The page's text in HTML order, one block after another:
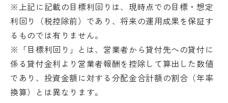
※上記に記載の目標利回りは、現時点での目標・想定
利回り（税控除前）であり、将来の運用成果を保証す
るものでは有りません。
※「目標利回り」とは、営業者から貸付先への貸付に
係る貸付金利より営業者報酬を控除して算出した数値
であり、投資金額に対する分配金合計額の割合（年率
換算）とは異なります。